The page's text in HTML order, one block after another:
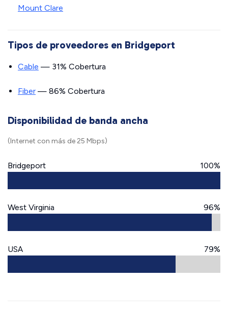
Mount Clare
Tipos de proveedores en Bridgeport
Cable — 31% Cobertura
Fiber — 86% Cobertura
Disponibilidad de banda ancha
(Internet con más de 25 Mbps)
Bridgeport 100%
West Virginia 96%
USA 79%